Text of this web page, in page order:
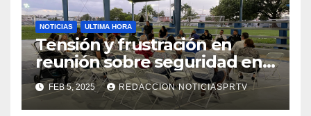
NOTICIAS ULTIMA HORA
Tensión y frustración en
reunión sobre seguridad en
Reparto Metropolitano
FEB 5, 2025 REDACCION NOTICIASPRTV